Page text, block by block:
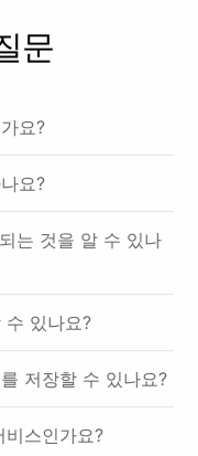
문
요?
요?
는 것을 알 수 있나
있나요?
저장할 수 있나요?
스인가요?